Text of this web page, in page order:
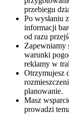
przebiegu
Po wysłaniu
informacji
od razu
Zapewniamy
warunki
reklamy w
Otrzymujesz
planowanie.
Masz
prowadzi